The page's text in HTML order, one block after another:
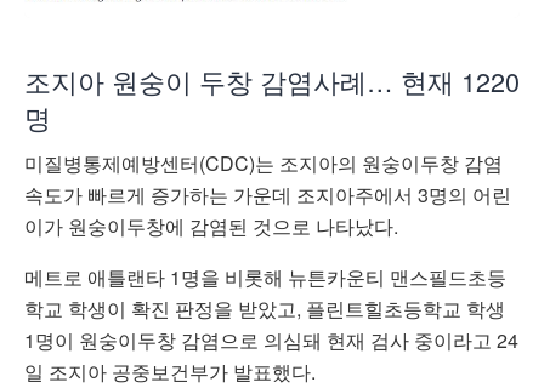
조지아 원숭이 두창 감염사례… 현재 1220
명
미질병통제예방센터(CDC)는 조지아의 원숭이두창 감염
속도가 빠르게 증가하는 가운데 조지아주에서 3명의 어린
이가 원숭이두창에 감염된 것으로 나타났다.
메트로 애틀랜타 1명을 비롯해 뉴튼카운티 맨스필드초등
학교 학생이 확진 판정을 받았고, 플린트힐초등학교 학생
1명이 원숭이두창 감염으로 의심돼 현재 검사 중이라고 24
일 조지아 공중보건부가 발표했다.